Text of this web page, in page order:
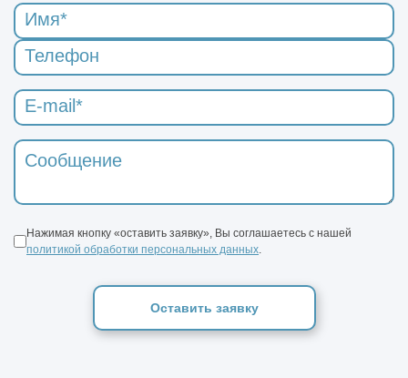
Нажимая кнопку «оставить заявку», Вы соглашаетесь с нашей
политикой обработки персональных данных
Оставить заявку